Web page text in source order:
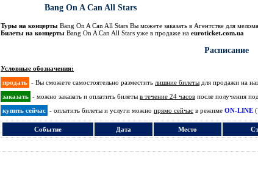
Bang On A Can All Stars
Туры на концерты Bang On A Can All Stars Вы можете заказать в Агентстве для
Билеты на концерты Bang On A Can All Stars уже в продаже на euroticket.com.ua
Расписание
Условные обозначения:
продать - Вы сможете самостоятельно разместить лишние билеты для продажи на
заказать - можно заказать и оплатить билеты в течение 24 часов после получения
купить сейчас - оплатить билеты и услуги можно прямо сейчас в режиме ON-LINE (
Событие Дата Место